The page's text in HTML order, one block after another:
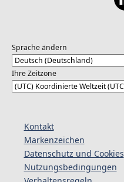
Sprache ändern
Ihre Zeitzone
Kontakt
Markenzeichen
Datenschutz und Cookies
Nutzungsbedingungen